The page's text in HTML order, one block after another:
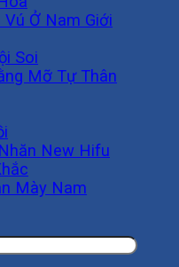
Ở Nam Giới
Soi
Mỡ Tự Thân
New Hifu
Mày Nam